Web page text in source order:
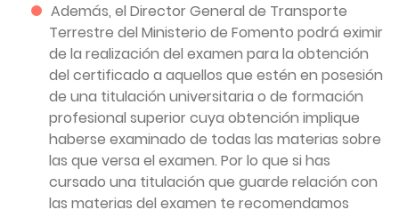
Además, el Director General de Transporte
Terrestre del Ministerio de Fomento podrá eximir
de la realización del examen para la obtención
del certificado a aquellos que estén en posesión
de una titulación universitaria o de formación
profesional superior cuya obtención implique
haberse examinado de todas las materias sobre
las que versa el examen. Por lo que si has
cursado una titulación que guarde relación con
las materias del examen te recomendamos